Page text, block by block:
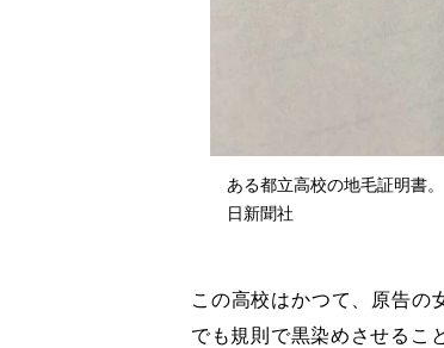
ある都立高校の地毛証明書
日新聞社
この高校はかつて、原告の
でも規則で黒染めさせるこ